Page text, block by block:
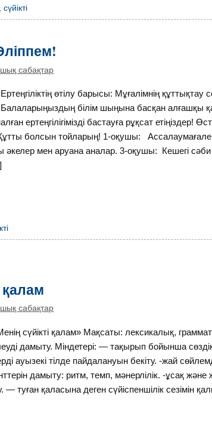
,сүйікті
сабақтар
өтілу барысы: Мұғалімнің құттықтау
Балаларыңыздың білім шыңына басқан алғашқы
ертеңгілігімізді бастауға рұқсат етіңіздер!
болсын тойларың! 1-оқушы:
әкелер мен аруана аналар. 3-оқушы: Кешегі
қалам
сабақтар
сүйікті қалам» Мақсаты: лексикалық,
дамыту. Міндетері: — тақырып бойынша
ауызекі тілде пайдалануын бекіту. -жай
дамыту: ритм, темп, мәнерлілік. -ұсақ
— туған қаласына деген сүйіспеншілік сезімін